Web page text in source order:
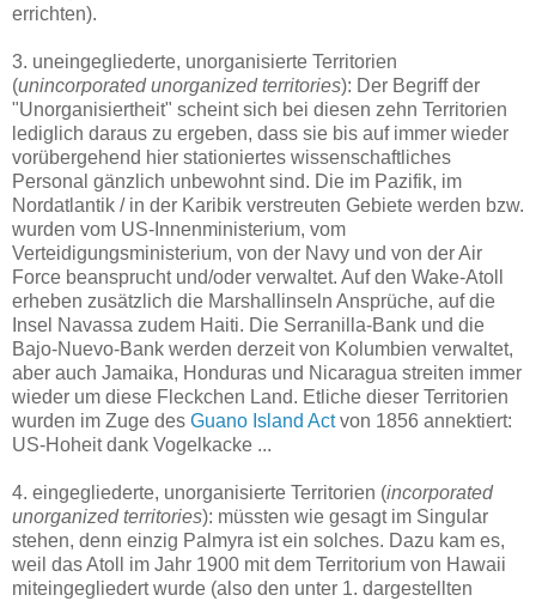
errichten).
3. uneingegliederte, unorganisierte Territorien
(unincorporated unorganized territories): Der Begriff der
"Unorganisiertheit" scheint sich bei diesen zehn Territorien
lediglich daraus zu ergeben, dass sie bis auf immer wieder
vorübergehend hier stationiertes wissenschaftliches
Personal gänzlich unbewohnt sind. Die im Pazifik, im
Nordatlantik / in der Karibik verstreuten Gebiete werden bzw.
wurden vom US-Innenministerium, vom
Verteidigungsministerium, von der Navy und von der Air
Force beansprucht und/oder verwaltet. Auf den Wake-Atoll
erheben zusätzlich die Marshallinseln Ansprüche, auf die
Insel Navassa zudem Haiti. Die Serranilla-Bank und die
Bajo-Nuevo-Bank werden derzeit von Kolumbien verwaltet,
aber auch Jamaika, Honduras und Nicaragua streiten immer
wieder um diese Fleckchen Land. Etliche dieser Territorien
wurden im Zuge des Guano Island Actvon 1856 annektiert:
US-Hoheit dank Vogelkacke ...
4. eingegliederte, unorganisierte Territorien (incorporated
unorganized territories): müssten wie gesagt im Singular
stehen, denn einzig Palmyra ist ein solches. Dazu kam es,
weil das Atoll im Jahr 1900 mit dem Territorium von Hawaii
miteingegliedert wurde (also den unter 1. dargestellten